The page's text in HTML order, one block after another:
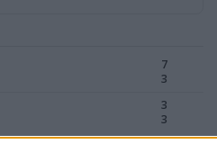
7
3
3
3